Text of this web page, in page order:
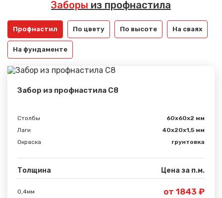
Заборы из профнастила
Профнастил По цвету По высоте На сваях
На фундаменте
Забор из профнастила С8
Столбы
60х60х2 мм
Лаги
40х20х1,5 мм
Окраска
грунтовка
Толщина Цена за п.м.
0,4мм от 1843 ₽